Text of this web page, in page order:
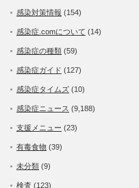
感染対策情報 (154)
感染症.comについて (14)
感染症の種類 (59)
感染症ガイド (127)
感染症タイムズ (10)
感染症ニュース (9,188)
支援メニュー (23)
有毒食物 (39)
未分類 (9)
検査 (123)